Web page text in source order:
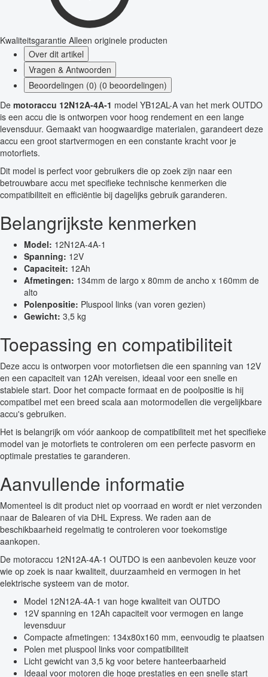
Kwaliteitsgarantie Alleen originele producten
Over dit artikel
Vragen & Antwoorden
Beoordelingen (0) (0 beoordelingen)
De motoraccu 12N12A-4A-1 model YB12AL-A van het merk OUTDO
is een accu die is ontworpen voor hoog rendement en een lange
levensduur. Gemaakt van hoogwaardige materialen, garandeert deze
accu een groot startvermogen en een constante kracht voor je
motorfiets.
Dit model is perfect voor gebruikers die op zoek zijn naar een
betrouwbare accu met specifieke technische kenmerken die
compatibiliteit en efficiëntie bij dagelijks gebruik garanderen.
Belangrijkste kenmerken
Model: 12N12A-4A-1
Spanning: 12V
Capaciteit: 12Ah
Afmetingen: 134mm de largo x 80mm de ancho x 160mm de
alto
Polenpositie: Pluspool links (van voren gezien)
Gewicht: 3,5 kg
Toepassing en compatibiliteit
Deze accu is ontworpen voor motorfietsen die een spanning van 12V
en een capaciteit van 12Ah vereisen, ideaal voor een snelle en
stabiele start. Door het compacte formaat en de poolpositie is hij
compatibel met een breed scala aan motormodellen die vergelijkbare
accu's gebruiken.
Het is belangrijk om vóór aankoop de compatibiliteit met het specifieke
model van je motorfiets te controleren om een perfecte pasvorm en
optimale prestaties te garanderen.
Aanvullende informatie
Momenteel is dit product niet op voorraad en wordt er niet verzonden
naar de Balearen of via DHL Express. We raden aan de
beschikbaarheid regelmatig te controleren voor toekomstige
aankopen.
De motoraccu 12N12A-4A-1 OUTDO is een aanbevolen keuze voor
wie op zoek is naar kwaliteit, duurzaamheid en vermogen in het
elektrische systeem van de motor.
Model 12N12A-4A-1 van hoge kwaliteit van OUTDO
12V spanning en 12Ah capaciteit voor vermogen en lange
levensduur
Compacte afmetingen: 134x80x160 mm, eenvoudig te plaatsen
Polen met pluspool links voor compatibiliteit
Licht gewicht van 3,5 kg voor betere hanteerbaarheid
Ideaal voor motoren die hoge prestaties en een snelle start